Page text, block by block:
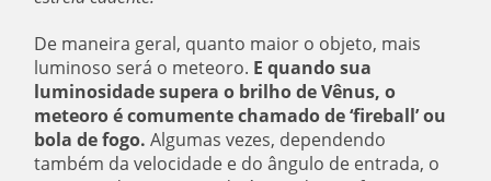
De maneira geral, quanto maior o objeto, mais
luminoso será o meteoro. E quando sua
luminosidade supera o brilho de Vênus, o
meteoro é comumente chamado de ‘fireball’ ou
bola de fogo. Algumas vezes, dependendo
também da velocidade e do ângulo de entrada, o